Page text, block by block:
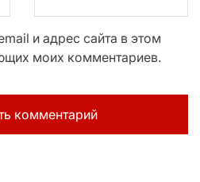
и адрес сайта в этом
моих комментариев.